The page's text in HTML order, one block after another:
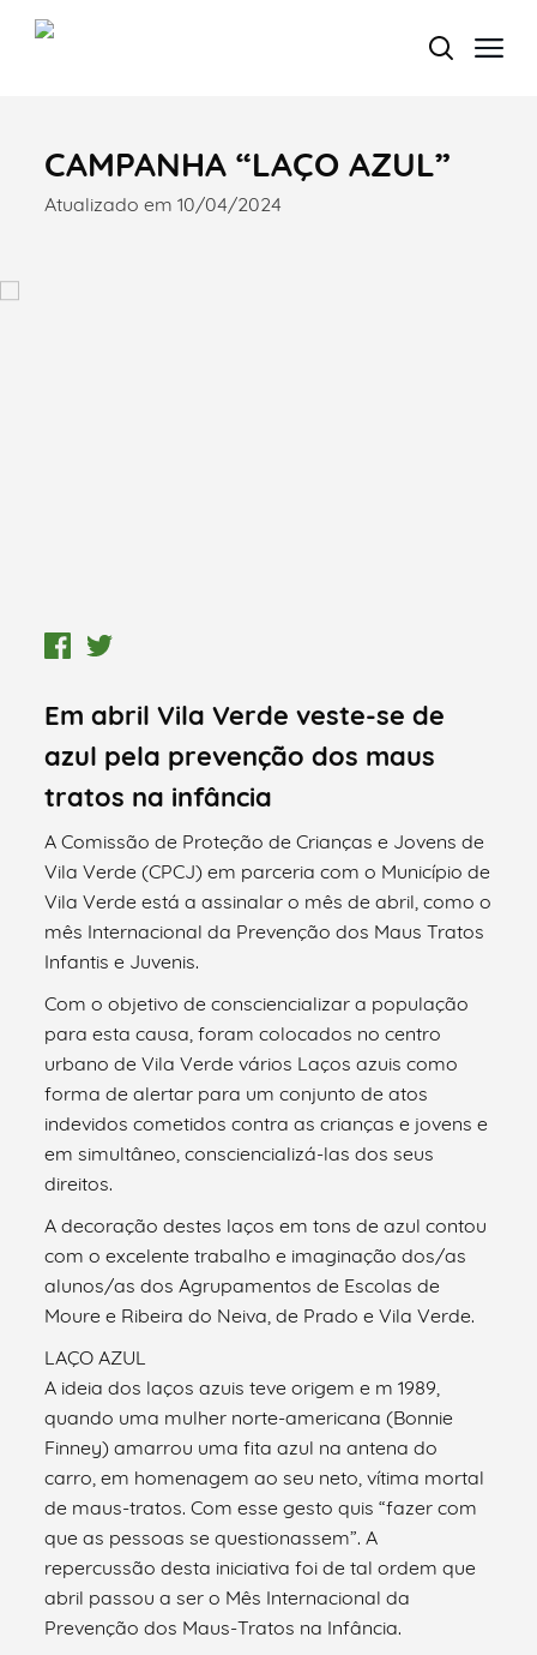
Termo de Pesquisa
CAMPANHA “LAÇO AZUL”
Atualizado em 10/04/2024
Em abril Vila Verde veste-se de
azul pela prevenção dos maus
tratos na infância
A Comissão de Proteção de Crianças e Jovens de
Vila Verde (CPCJ) em parceria com o Município de
Vila Verde está a assinalar o mês de abril, como o
mês Internacional da Prevenção dos Maus Tratos
Infantis e Juvenis.
Com o objetivo de consciencializar a população
para esta causa, foram colocados no centro
urbano de Vila Verde vários Laços azuis como
forma de alertar para um conjunto de atos
indevidos cometidos contra as crianças e jovens e
em simultâneo, consciencializá-las dos seus
direitos.
A decoração destes laços em tons de azul contou
com o excelente trabalho e imaginação dos/as
alunos/as dos Agrupamentos de Escolas de
Moure e Ribeira do Neiva, de Prado e Vila Verde.
LAÇO AZUL
A ideia dos laços azuis teve origem e m 1989,
quando uma mulher norte-americana (Bonnie
Finney) amarrou uma fita azul na antena do
carro, em homenagem ao seu neto, vítima mortal
de maus-tratos. Com esse gesto quis “fazer com
que as pessoas se questionassem”. A
repercussão desta iniciativa foi de tal ordem que
abril passou a ser o Mês Internacional da
Prevenção dos Maus-Tratos na Infância.